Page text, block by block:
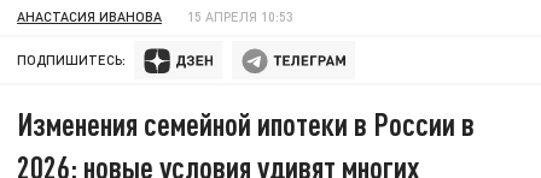
АНАСТАСИЯ ИВАНОВА 15 АПРЕЛЯ 10:53
ПОДПИШИТЕСЬ:
Изменения семейной ипотеки в России в
2026: новые условия удивят многих